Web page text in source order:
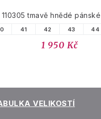
110305 tmavě hnědé
41 42 43 44
1 950 Kč
VELIKOSTÍ